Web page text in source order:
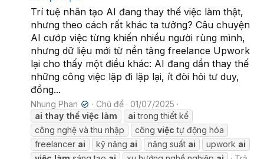
Trí tuệ nhân tạo AI đang thay thế việc làm thật,
nhưng theo cách rất khác ta tưởng? Câu chuyện
AI cướp việc từng khiến nhiều người rùng mình,
nhưng dữ liệu mới từ nền tảng freelance Upwork
lại cho thấy một điều khác: AI đang dần thay thế
những công việc lặp đi lặp lại, ít đòi hỏi tư duy,
đồng...
Nhung Phan ✔ Chủ đề
01/07/2025
ai thay thế việc làm ai trong thiết kế
công nghệ và thu nhập
công việc tự động hóa
freelancer ai kỹ năng ai năng suất ai upwork ai